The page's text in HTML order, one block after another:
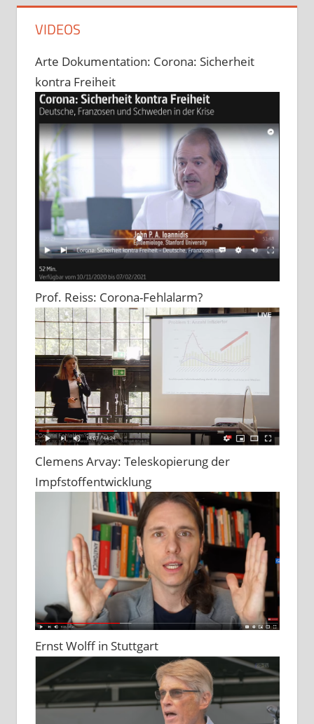
VIDEOS
Arte Dokumentation: Corona: Sicherheit
kontra Freiheit
Prof. Reiss: Corona-Fehlalarm?
Clemens Arvay: Teleskopierung der
Impfstoffentwicklung
Ernst Wolff in Stuttgart